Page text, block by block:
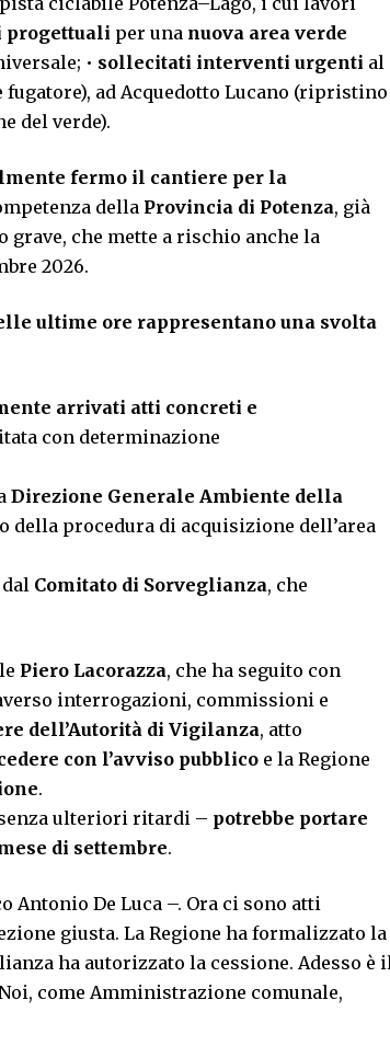
progettuali per una nuova area verde
• sollecitati interventi urgenti al
ad Acquedotto Lucano (ripristino
del verde).
fermo il cantiere per la
della Provincia di Potenza, già
che mette a rischio anche la
2026.
ultime ore rappresentano una svolta
arrivati atti concreti e
con determinazione
Direzione Generale Ambiente della
della procedura di acquisizione dell’area
Comitato di Sorveglianza, che
Piero Lacorazza, che ha seguito con
interrogazioni, commissioni e
dell’Autorità di Vigilanza, atto
con l’avviso pubblico e la Regione
.
ulteriori ritardi – potrebbe portare
di settembre.
Antonio De Luca –. Ora ci sono atti
giusta. La Regione ha formalizzato la
ha autorizzato la cessione. Adesso è
come Amministrazione comunale,